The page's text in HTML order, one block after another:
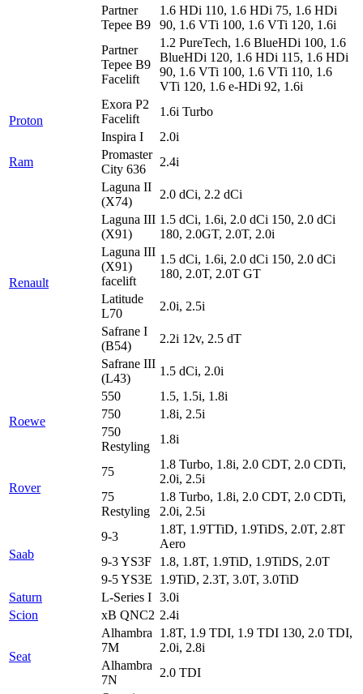
Partner
Tepee B9
1.6 HDi 110, 1.6 HDi 75, 1.6 HDi
90, 1.6 VTi 100, 1.6 VTi 120, 1.6i
Partner
Tepee B9
Facelift
1.2 PureTech, 1.6 BlueHDi 100, 1.6
BlueHDi 120, 1.6 HDi 115, 1.6 HDi
90, 1.6 VTi 100, 1.6 VTi 110, 1.6
VTi 120, 1.6 e-HDi 92, 1.6i
Proton
Exora P2
Facelift
1.6i Turbo
Inspira I
2.0i
Ram
Promaster
City 636
2.4i
Renault
Laguna II
(X74)
2.0 dCi, 2.2 dCi
Laguna III
(X91)
1.5 dCi, 1.6i, 2.0 dCi 150, 2.0 dCi
180, 2.0GT, 2.0T, 2.0i
Laguna III
(X91)
facelift
1.5 dCi, 1.6i, 2.0 dCi 150, 2.0 dCi
180, 2.0T, 2.0T GT
Latitude
L70
2.0i, 2.5i
Safrane I
(B54)
2.2i 12v, 2.5 dT
Safrane III
(L43)
1.5 dCi, 2.0i
Roewe
550
1.5, 1.5i, 1.8i
750
1.8i, 2.5i
750
Restyling
1.8i
Rover
75
1.8 Turbo, 1.8i, 2.0 CDT, 2.0 CDTi,
2.0i, 2.5i
75
Restyling
1.8 Turbo, 1.8i, 2.0 CDT, 2.0 CDTi,
2.0i, 2.5i
Saab
9-3
1.8T, 1.9TTiD, 1.9TiDS, 2.0T, 2.8T
Aero
9-3 YS3F
1.8, 1.8T, 1.9TiD, 1.9TiDS, 2.0T
9-5 YS3E
1.9TiD, 2.3T, 3.0T, 3.0TiD
Saturn
L-Series I 3.0i
Scion
xB QNC2 2.4i
Seat
Alhambra
7M
1.8T, 1.9 TDI, 1.9 TDI 130, 2.0 TDI,
2.0i, 2.8i
Alhambra
7N
2.0 TDI